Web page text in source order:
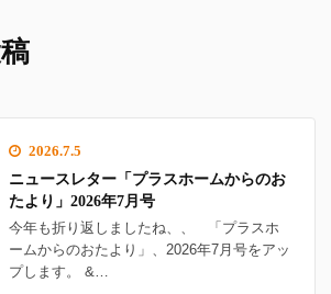
2026.7.5
ニュースレター「プラスホームからのお
たより」2026年7月号
今年も折り返しましたね、、 「プラスホ
ームからのおたより」、2026年7月号をアッ
プします。 &…